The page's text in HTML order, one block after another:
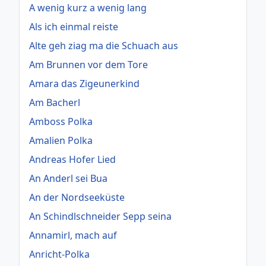
A wenig kurz a wenig lang
Als ich einmal reiste
Alte geh ziag ma die Schuach aus
Am Brunnen vor dem Tore
Amara das Zigeunerkind
Am Bacherl
Amboss Polka
Amalien Polka
Andreas Hofer Lied
An Anderl sei Bua
An der Nordseeküste
An Schindlschneider Sepp seina
Annamirl, mach auf
Anricht-Polka